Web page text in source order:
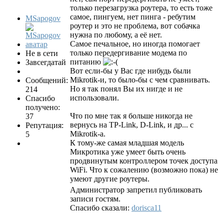
MSapogov
Не в сети
Завсегдатай
Сообщений:
214
Спасибо
получено:
37
Репутация:
5
только перезагрузка роутера, то есть тоже
самое, пингуем, нет пинга - ребутим
роутер и это не проблема, вот собачка
нужна по любому, а её нет.
Самое печальное, но иногда помогает
только передергивание модема по
питанию
Вот если-бы у Вас где нибудь были
Mikrotik-и, то было-бы с чем сравнивать.
Но я так понял Вы их нигде и не
использовали.
Что по мне так я больше никогда не
вернусь на TP-Link, D-Link, и др... с
Mikrotik-а.
К тому-же самая младшая модель
Микротика уже умеет быть очень
продвинутым контроллером точек доступа
WiFi. Что к сожалению (возможно пока) не
умеют другие роутеры.
Администратор запретил публиковать
записи гостям.
Спасибо сказали: dorisca11